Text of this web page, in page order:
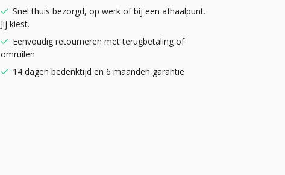
Snel thuis bezorgd, op werk of bij een afhaalpunt.
Jij kiest.
Eenvoudig retourneren met terugbetaling of
omruilen
14 dagen bedenktijd en 6 maanden garantie